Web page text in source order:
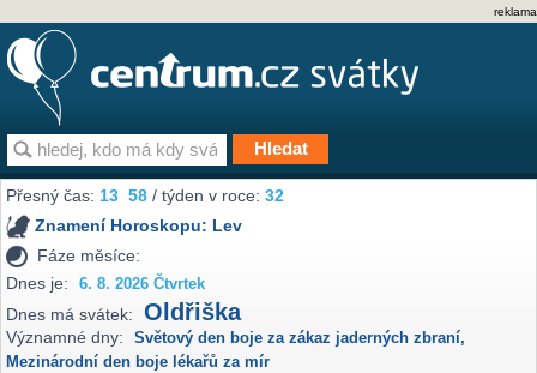
reklama
Přesný čas:13 58 / týden v roce:32
Znamení Horoskopu: Lev
Fáze měsíce:
Dnes je:
6. 8. 2026 Čtvrtek
Dnes má svátek: Oldřiška
Významné dny: Světový den boje za zákaz jaderných zbraní,
Mezinárodní den boje lékařů za mír